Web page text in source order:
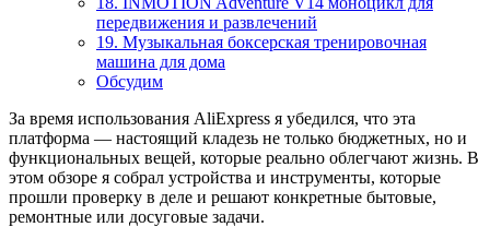
передвижения и развлечений
19. Музыкальная боксерская тренировочная
машина для дома
Обсудим
За время использования AliExpress я убедился, что эта
платформа — настоящий кладезь не только бюджетных, но и
функциональных вещей, которые реально облегчают жизнь. В
этом обзоре я собрал устройства и инструменты, которые
прошли проверку в деле и решают конкретные бытовые,
ремонтные или досуговые задачи.